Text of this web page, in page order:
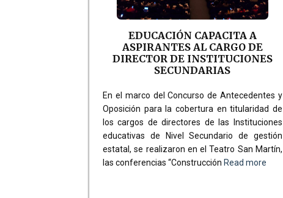
EDUCACIÓN CAPACITA A
ASPIRANTES AL CARGO DE
DIRECTOR DE INSTITUCIONES
SECUNDARIAS
En el marco del Concurso de Antecedentes y
Oposición para la cobertura en titularidad de
los cargos de directores de las Instituciones
educativas de Nivel Secundario de gestión
estatal, se realizaron en el Teatro San Martín,
las conferencias “Construcción Read more